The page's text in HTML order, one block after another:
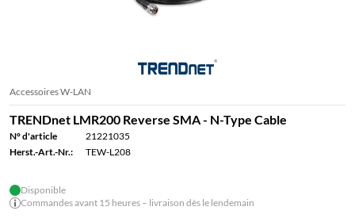
Accessoires W-LAN
TRENDnet LMR200 Reverse SMA - N-Type Cable
N° d'article
21221035
Herst.-Art.-Nr.:
TEW-L208
Disponible
Commandes avant 15 heures – livraison dès le lendemain